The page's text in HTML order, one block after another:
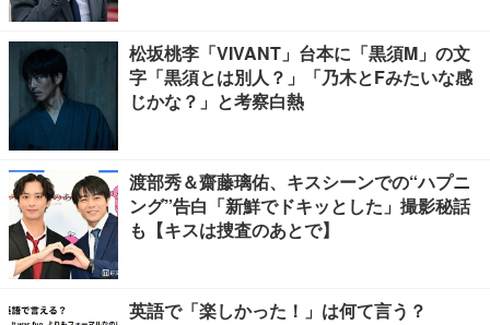
松坂桃李「VIVANT」台本に「黒須M」の文
字「黒須とは別人？」「乃木とFみたいな感
じかな？」と考察白熱
渡部秀＆齋藤璃佑、キスシーンでの“ハプニ
ング”告白「新鮮でドキッとした」撮影秘話
も【キスは捜査のあとで】
英語で「楽しかった！」は何て言う？